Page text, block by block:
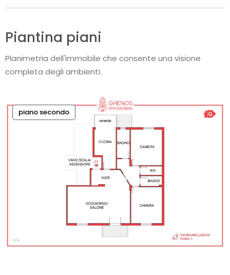
Piantina piani
Planimetria dell'immobile che consente una visione
completa degli ambienti.
piano secondo